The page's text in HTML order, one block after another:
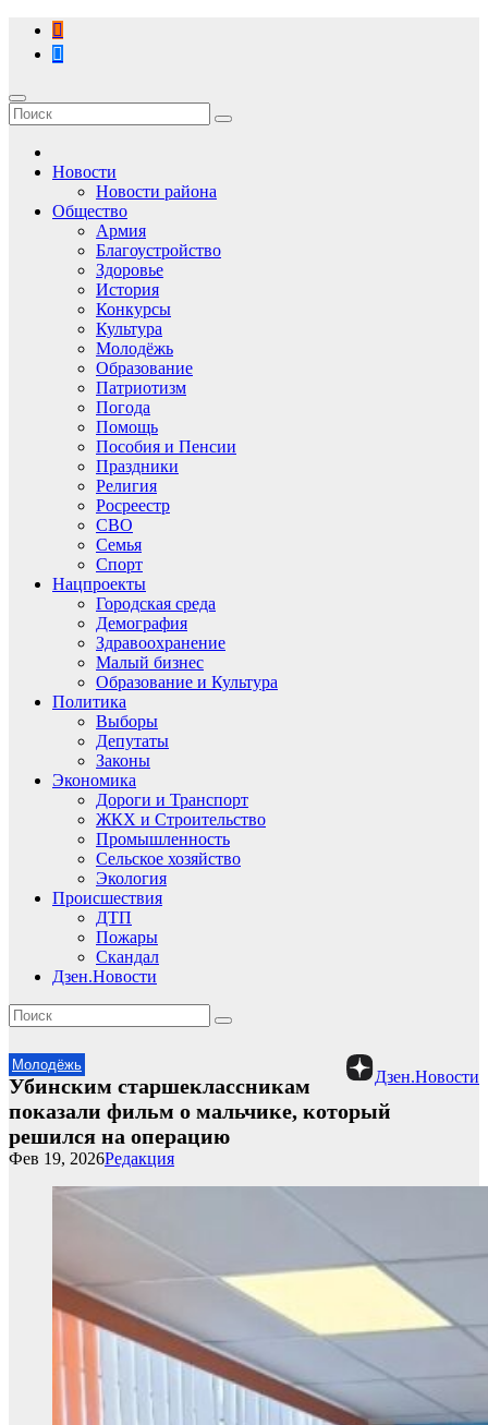
Перейти
содержимому
Новости
Новости района
Общество
Армия
Благоустройство
Здоровье
История
Конкурсы
Культура
Молодёжь
Образование
Патриотизм
Погода
Помощь
Пособия и Пенсии
Праздники
Религия
Росреестр
СВО
Семья
Спорт
Нацпроекты
Городская среда
Демография
Здравоохранение
Малый бизнес
Образование и Культура
Политика
Выборы
Депутаты
Законы
Экономика
Дороги и Транспорт
ЖКХ и Строительство
Промышленность
Сельское хозяйство
Экология
Происшествия
ДТП
Пожары
Скандал
Дзен.Новости
Молодёжь
Дзен.Новости
Убинским старшеклассникам
показали фильм о мальчике, который
решился на операцию
Редакция
Фев 19, 2026